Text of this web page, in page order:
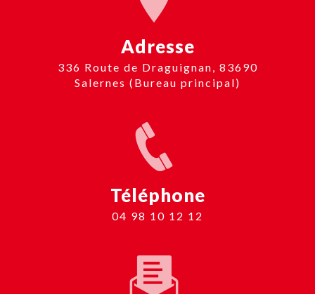
Adresse
336 Route de Draguignan, 83690
Salernes (Bureau principal)
Téléphone
04 98 10 12 12